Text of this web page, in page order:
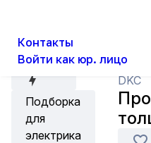
Контакты
Войти как юр. лицо
Акции
Подборка
для
электрика
DKC